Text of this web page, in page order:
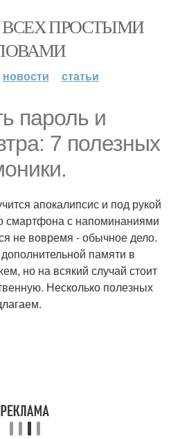
ПРОСТЫМИ
новости статьи
пароль и
7 полезных
апокалипсис и под рукой
смартфона с напоминаниями
не вовремя - обычное дело.
памяти в
но на всякий случай стоит
Несколько полезных